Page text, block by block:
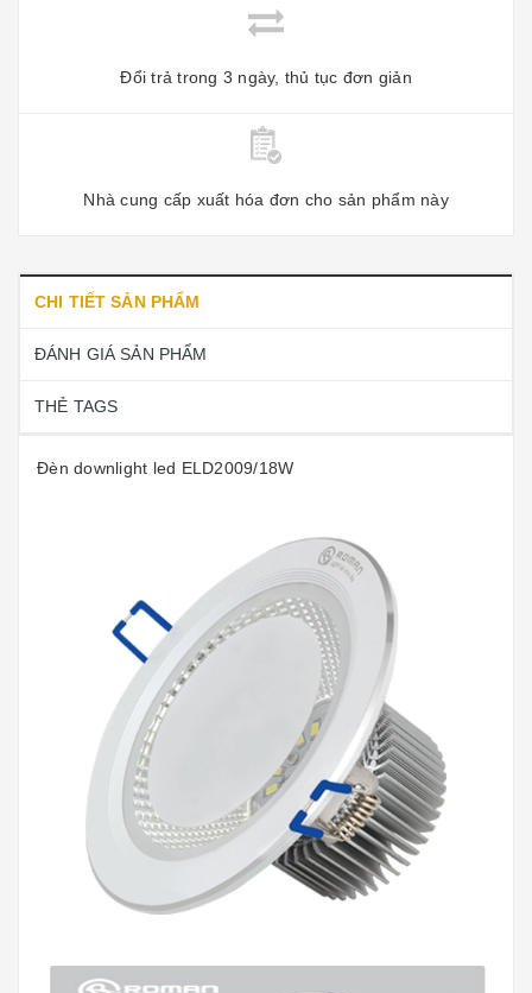
Đổi trả trong 3 ngày, thủ tục đơn giản
Nhà cung cấp xuất hóa đơn cho sản phẩm này
CHI TIẾT SẢN PHẨM
ĐÁNH GIÁ SẢN PHẨM
THẺ TAGS
Đèn downlight led ELD2009/18W